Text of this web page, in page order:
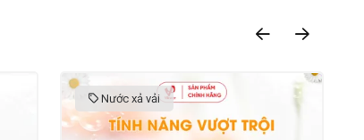
Nước xả vải